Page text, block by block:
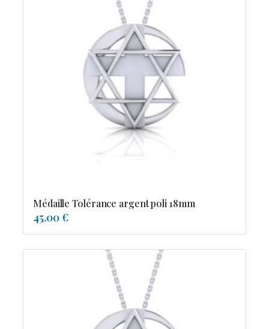
Médaille Tolérance argent poli 18mm
45.00 €